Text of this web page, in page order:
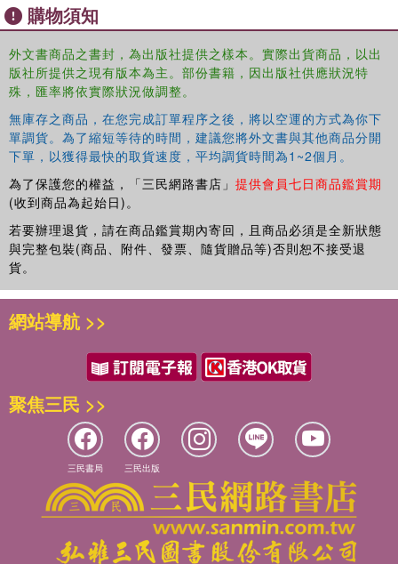
raining down! The race to the finish is over as everyone,
bananas. Easy-to-read words and colorful illustrations will
hook young readers on the lifelong habit of reading. Step 2
stories. They are perfect for children who recognize familiar
words and can sound out new words with help.
購物須知
外文書商品之書封，為出版社提供之樣本。實際出貨商品，以出
版社所提供之現有版本為主。部份書籍，因出版社供應狀況特
殊，匯率將依實際狀況做調整。
無庫存之商品，在您完成訂單程序之後，將以空運的方式為你下
單調貨。為了縮短等待的時間，建議您將外文書與其他商品分開
下單，以獲得最快的取貨速度，平均調貨時間為1~2個月。
為了保護您的權益，「三民網路書店」 提供會員七日商品鑑賞期
(收到商品為起始日)。
若要辦理退貨，請在商品鑑賞期內寄回，且商品必須是全新狀態
與完整包裝(商品、附件、發票、隨貨贈品等)否則恕不接受退
貨。
網站導航 >>
聚焦三民 >>
三民書局 三民出版